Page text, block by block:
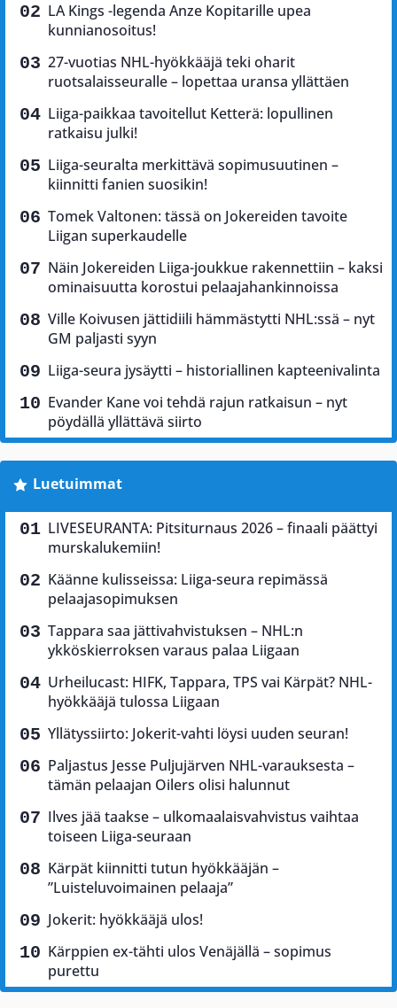
LA Kings -legenda Anze Kopitarille upea
kunnianosoitus!
27-vuotias NHL-hyökkääjä teki oharit
ruotsalaisseuralle – lopettaa uransa yllättäen
Liiga-paikkaa tavoitellut Ketterä: lopullinen
ratkaisu julki!
Liiga-seuralta merkittävä sopimusuutinen –
kiinnitti fanien suosikin!
Tomek Valtonen: tässä on Jokereiden tavoite
Liigan superkaudelle
Näin Jokereiden Liiga-joukkue rakennettiin – kaksi
ominaisuutta korostui pelaajahankinnoissa
Ville Koivusen jättidiili hämmästytti NHL:ssä – nyt
GM paljasti syyn
Liiga-seura jysäytti – historiallinen kapteenivalinta
Evander Kane voi tehdä rajun ratkaisun – nyt
pöydällä yllättävä siirto
Luetuimmat
LIVESEURANTA: Pitsiturnaus 2026 – finaali päättyi
murskalukemiin!
Käänne kulisseissa: Liiga-seura repimässä
pelaajasopimuksen
Tappara saa jättivahvistuksen – NHL:n
ykköskierroksen varaus palaa Liigaan
Urheilucast: HIFK, Tappara, TPS vai Kärpät? NHL-
hyökkääjä tulossa Liigaan
Yllätyssiirto: Jokerit-vahti löysi uuden seuran!
Paljastus Jesse Puljujärven NHL-varauksesta –
tämän pelaajan Oilers olisi halunnut
Ilves jää taakse – ulkomaalaisvahvistus vaihtaa
toiseen Liiga-seuraan
Kärpät kiinnitti tutun hyökkääjän –
”Luisteluvoimainen pelaaja”
Jokerit: hyökkääjä ulos!
Kärppien ex-tähti ulos Venäjällä – sopimus
purettu